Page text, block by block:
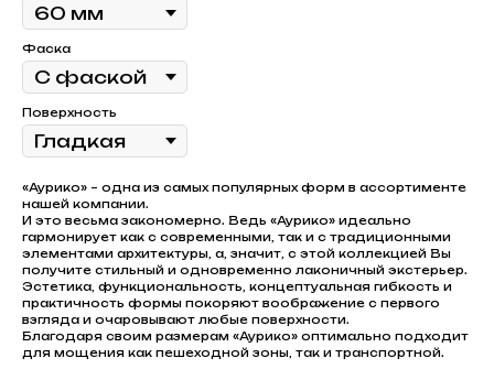
Фаска
Поверхность
«Аурико» – одна из самых популярных форм в ассортименте
нашей компании.
И это весьма закономерно. Ведь «Аурико» идеально
гармонирует как с современными, так и с традиционными
элементами архитектуры, а, значит, с этой коллекцией Вы
получите стильный и одновременно лаконичный экстерьер.
Эстетика, функциональность, концептуальная гибкость и
практичность формы покоряют воображение с первого
взгляда и очаровывают любые поверхности.
Благодаря своим размерам «Аурико» оптимально подходит
для мощения как пешеходной зоны, так и транспортной.